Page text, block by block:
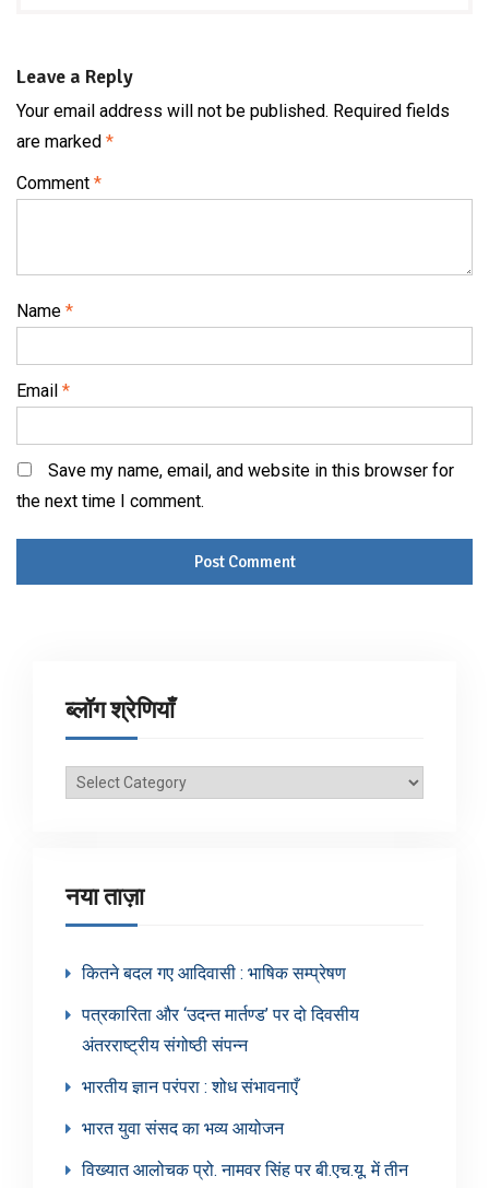
Leave a Reply
Your email address will not be published. Required fields
are marked *
Comment *
Name *
Email *
Save my name, email, and website in this browser for
the next time I comment.
ब्लॉग श्रेणियाँ
ब्लॉग
नया ताज़ा
कितने बदल गए आदिवासी : भाषिक सम्प्रेषण
पत्रकारिता और ‘उदन्त मार्तण्ड’ पर दो दिवसीय
अंतरराष्ट्रीय संगोष्ठी संपन्न
भारतीय ज्ञान परंपरा : शोध संभावनाएँ
भारत युवा संसद का भव्य आयोजन
विख्यात आलोचक प्रो. नामवर सिंह पर बी.एच.यू. में तीन